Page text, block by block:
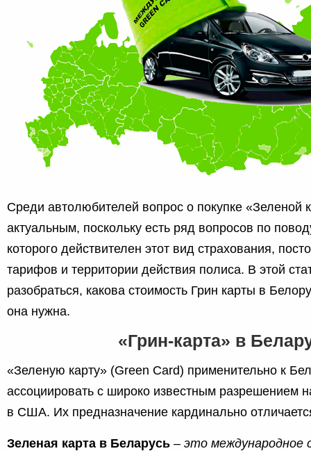
Среди автолюбителей вопрос о покупке «Зеленой
актуальным, поскольку есть ряд вопросов по
которого действителен этот вид страхования,
тарифов и территории действия полиса. В этой
разобраться, какова стоимость Грин карты в
она нужна.
«Грин-карта» в
«Зеленую карту» (Green Card) применительно к
ассоциировать с широко известным разрешением
в США. Их предназначение кардинально
Зеленая карта в Беларусь – это международное